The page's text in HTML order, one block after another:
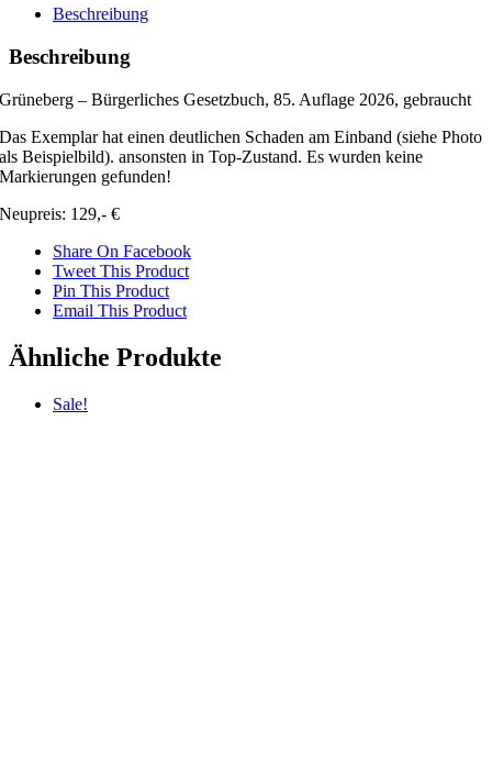
Auflage
2026
Mängelexemplar
Beschreibung
Beschreibung
Grüneberg – Bürgerliches Gesetzbuch, 85. Auflage 2026, gebraucht
Das Exemplar hat einen deutlichen Schaden am Einband (siehe Photo
als Beispielbild). ansonsten in Top-Zustand. Es wurden keine
Markierungen gefunden!
Neupreis: 129,- €
Share On Facebook
Tweet This Product
Pin This Product
Email This Product
Ähnliche Produkte
Sale!